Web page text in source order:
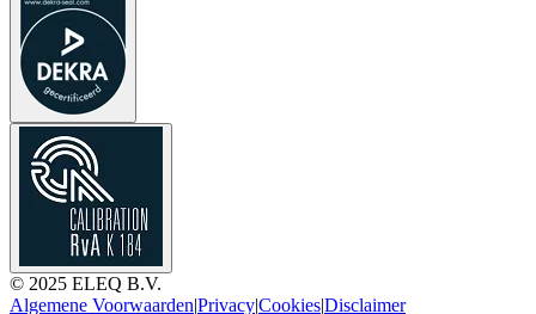
© 2025 ELEQ B.V.
Algemene Voorwaarden|Privacy|Cookies|Disclaimer